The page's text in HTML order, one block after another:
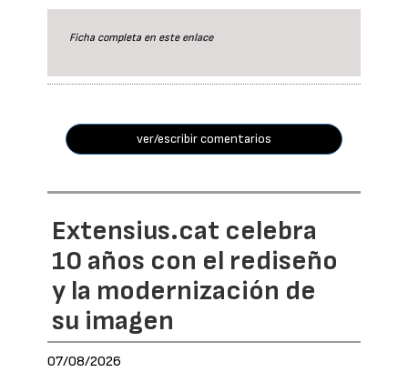
Ficha completa en este enlace
ver/escribir comentarios
Extensius.cat celebra
10 años con el rediseño
y la modernización de
su imagen
07/08/2026